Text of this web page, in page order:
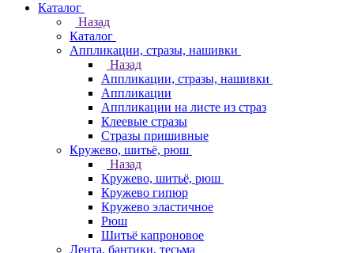
Каталог
Назад
Каталог
Аппликации, стразы, нашивки
Назад
Аппликации, стразы, нашивки
Аппликации
Аппликации на листе из страз
Клеевые стразы
Стразы пришивные
Кружево, шитьё, рюш
Назад
Кружево, шитьё, рюш
Кружево гипюр
Кружево эластичное
Рюш
Шитьё капроновое
Лента, бантики, тесьма